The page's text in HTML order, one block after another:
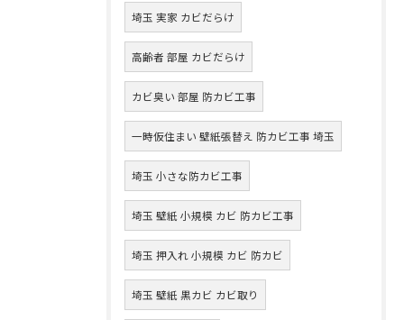
埼玉 実家 カビだらけ
高齢者 部屋 カビだらけ
カビ臭い 部屋 防カビ工事
一時仮住まい 壁紙張替え 防カビ工事 埼玉
埼玉 小さな防カビ工事
埼玉 壁紙 小規模 カビ 防カビ工事
埼玉 押入れ 小規模 カビ 防カビ
埼玉 壁紙 黒カビ カビ取り